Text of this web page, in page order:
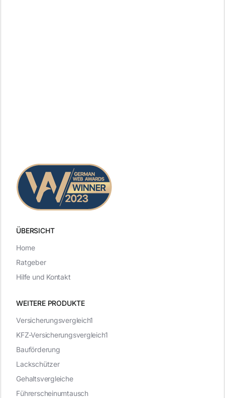
ÜBERSICHT
WEITERE PRODUKTE
Versicherungsvergleich1
KFZ-Versicherungsvergleich1
Bauförderung
Lackschützer
Gehaltsvergleiche
Führerscheinumtausch
Home
Ratgeber
Hilfe und Kontakt